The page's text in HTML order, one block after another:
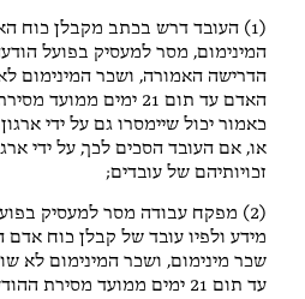
(1) העובד דרש בכתב מקבלן כוח
המינימום, מסר למעסיק בפועל
הדרישה האמורה, ושכר המינימום
האדם עד תום 21 ימים
או, אם העובד הסכים לכך, על ידי
זכויותיהם של עובדים;
(2) מפקח עבודה מסר למעסיק
מידע ולפיו עובד של קבלן כוח
שכר מינימום, ושכר המינימום לא
עד תום 21 ימים ממועד מסירת ההודעה;